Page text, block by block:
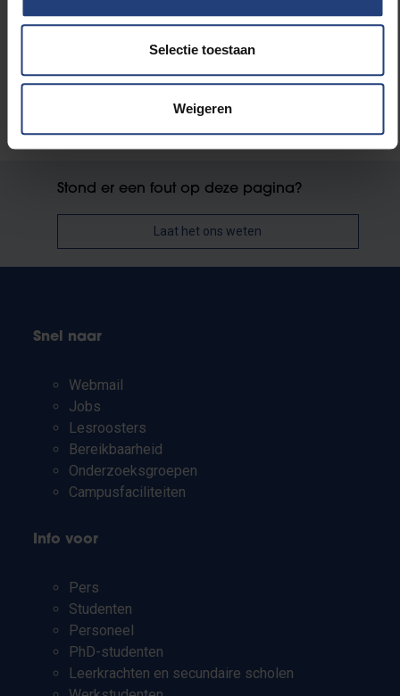
Selectie toestaan
Weigeren
Kunst en cultuur
Stond er een fout op deze pagina?
Laat het ons weten
Snel naar
Webmail
Jobs
Lesroosters
Bereikbaarheid
Onderzoeksgroepen
Campusfaciliteiten
Info voor
Pers
Studenten
Personeel
PhD-studenten
Leerkrachten en secundaire scholen